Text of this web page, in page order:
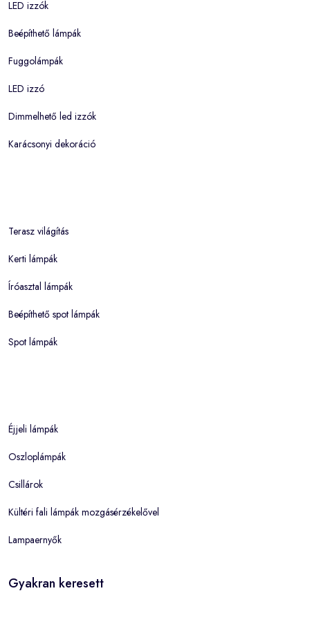
LED izzók
Beépíthető lámpák
Fuggolámpák
LED izzó
Dimmelhető led izzók
Karácsonyi dekoráció
Terasz világítás
Kerti lámpák
Íróasztal lámpák
Beépíthető spot lámpák
Spot lámpák
Éjjeli lámpák
Oszloplámpák
Csillárok
Kültéri fali lámpák mozgásérzékelővel
Lampaernyők
Gyakran keresett